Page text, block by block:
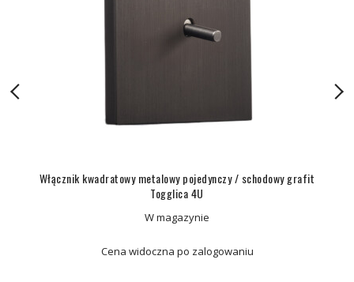
Włącznik kwadratowy metalowy pojedynczy / schodowy grafit
Togglica 4U
W magazynie
Cena widoczna po zalogowaniu